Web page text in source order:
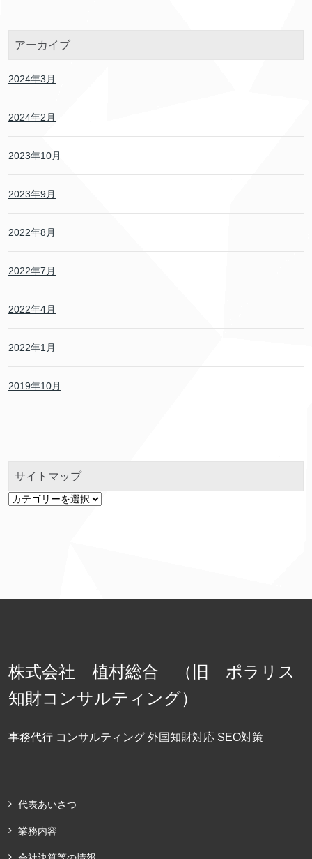
アーカイブ
2024年3月
2024年2月
2023年10月
2023年9月
2022年8月
2022年7月
2022年4月
2022年1月
2019年10月
サイトマップ
サ
株式会社 植村総合 （旧 ポラリス
知財コンサルティング）
事務代行 コンサルティング 外国知財対応 SEO対策
代表あいさつ
業務内容